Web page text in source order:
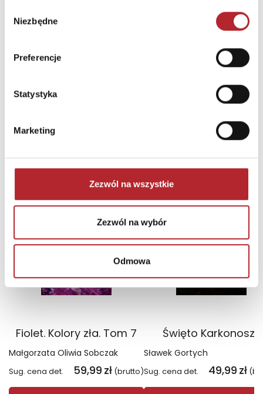
zgody
Niezbędne
Preferencje
Statystyka
Marketing
Zezwól na wszystkie
Zezwól na wybór
Odmowa
Wyłączność
Fiolet. Kolory zła. Tom 7
Małgorzata Oliwia Sobczak
Sug. cena det. 59,99 zł (brutto)
TOP 100
Wyłączność
Święto Karkonoszy
Sławek Gortych
Sug. cena det. 49,99 zł